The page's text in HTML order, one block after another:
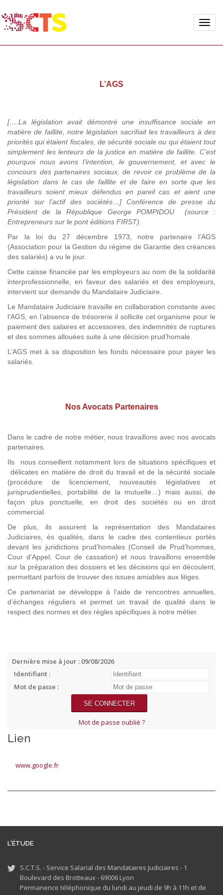
Toggle
L’AGS
[….La législation avait démontré une insuffisance sociale en
matière de faillite, notre législation sacrifiait les travailleurs à des
priorités qui étaient fiscales, de sécurité sociale ou qui étaient tout
simplement les lenteurs de la justice en matière de faillite. C’est
pourquoi nous avons l’intention, le gouvernement, et avec le
concours des partenaires sociaux, de revoir ce problème de la
législation dans le cas de faillite et de faire en sorte que les
travailleurs soient mieux défendus en pareil cas et aient une
priorité sur l’actif des sociétés…] Conférence de presse du
Président de la République George POMPIDOU (source :
Entrepreneurs sur le pont éditions FIRST).
Par la loi du 27 décembre 1973, notre partenaire l’AGS
(Association pour la Gestion du régime de Garantie des créances
des salariés) a vu le jour.
Cette caisse financée par les employeurs au nom de la solidarité
interprofessionnelle, en faveur des salariés et des employeurs,
intervient sur demande du Mandataire Judiciaire.
Le Mandataire Judiciaire travaille en collaboration constante avec
l’AGS, en l’absence de trésorerie il sollicite cet organisme pour le
paiement des salaires et accessoires, des indemnités de ruptures
et des sommes allouées suite à une décision prud’homale.
L’AGS met à sa disposition les fonds nécessaire pour payer les
salariés.
Nos Avocats Partenaires
Dans le cadre de notre métier, nous travaillons avec nos avocats
partenaires.
Ils nous conseillent notamment lors de situations spécifiques et
délicates en matière de droit du travail et de la sécurité sociale
(procédure de licenciement, nouveautés législatives et
jurisprudentielles, portabilité de la mutuelle…) mais aussi, de
façon plus ponctuelle, en droit des sociétés ou en droit
commercial.
De plus, ils assurent la représentation des Mandataires
Judiciaires, ès qualités, dans le cadre des contentieux portés
devant les juridictions prud’homales (Conseil de Prud’hommes,
Cour d’Appel, Cour de cassation) et nous travaillons ensemble
sur la préparation des dossiers et les décisions qui en découlent,
permettant parfois de trouver des issues amiables aux litiges.
Ce partenariat se développe à l’aide de rencontres annuelles,
d’échanges réguliers et permet un travail de qualité dans le
respect des normes et des règles spécifiques à notre métier.
Dernière mise à jour : 09/08/2026
Identifiant :
Mot de passe :
Mot de passe oublié ?
Lien
www.google.fr
L'ÉTUDE
S.C.T.S. - Service Salarial des Mandataires Judiciaires - 1
Boulevard des Brotteaux - 69006 Lyon
Permanence téléphonique du lundi au jeudi de 9h à 11h et de